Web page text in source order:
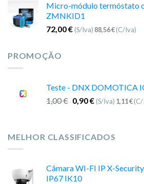
Micro-módulo termóstato
ZMNKID1
72,00€ (S/Iva) 88,56€(C/Iva)
PROMOÇÃO
Teste - DNX DOMOTICA
1,00€ 0,90€ (S/Iva) 1,11€(C/
MELHOR CLASSIFICADOS
Câmara WI-FI IP X-
IP67 IK10